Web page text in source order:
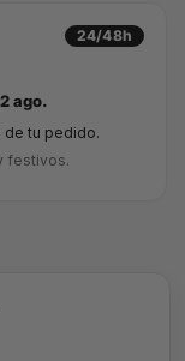
24/48h
ago.
de tu pedido.
festivos.